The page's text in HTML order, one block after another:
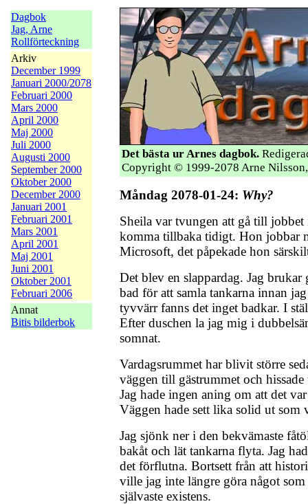
Dagbok
Jag, Arne
Rollförteckning
Arkiv
December 1999
Januari 2000/2078
Februari 2000
Mars 2000
April 2000
Maj 2000
Juli 2000
Augusti 2000
September 2000
Oktober 2000
December 2000
Januari 2001
Februari 2001
Mars 2001
April 2001
Maj 2001
Juni 2001
Oktober 2001
Februari 2006
Annat
Bitis bilderbok
Det bästa ur Arnes dagbok.
Copyright © 1999-2078 Arne
Måndag 2078-01-24: Why?
Sheila var tvungen att gå till
komma tillbaka tidigt. Hon jobbar
Microsoft, det påpekade hon
Det blev en slappardag. Jag
bad för att samla tankarna innan
tyvvärr fanns det inget badkar. I
Efter duschen la jag mig i
somnat.
Vardagsrummet har blivit större
väggen till gästrummet och
Jag hade ingen aning om att det
Väggen hade sett lika solid ut som
Jag sjönk ner i den bekvämaste
bakåt och lät tankarna flyta. Jag
det förflutna. Bortsett från att
ville jag inte längre göra något
självaste existens.